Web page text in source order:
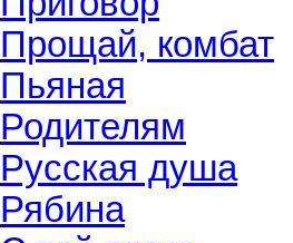
Прощай, комбат
Пьяная
Родителям
Русская душа
Рябина